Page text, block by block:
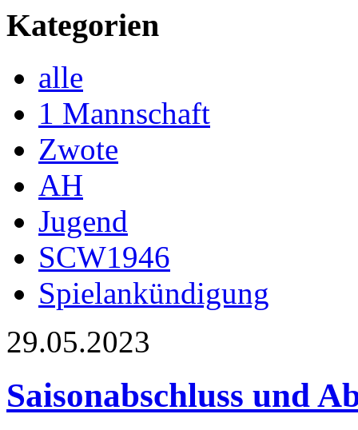
Kategorien
alle
1 Mannschaft
Zwote
AH
Jugend
SCW1946
Spielankündigung
29.05.2023
Saisonabschluss und